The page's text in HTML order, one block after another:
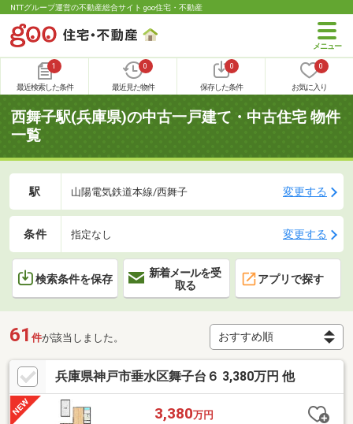
NTTグループ運営の不動産総合サイト goo住宅・不動産
1
最近検索した条件
0
最近見た物件
0
保存した条件
0
お気に入り
西舞子駅(兵庫県)の中古一戸建て・中古住宅 物件
一覧
駅 山陽電気鉄道本線/西舞子 変更する
条件 指定なし 変更する
検索条件を保存
新着メールを受
取る
アプリで探す
61 件が該当しました。
兵庫県神戸市垂水区舞子台６ 3,380万円 他
3,380万円